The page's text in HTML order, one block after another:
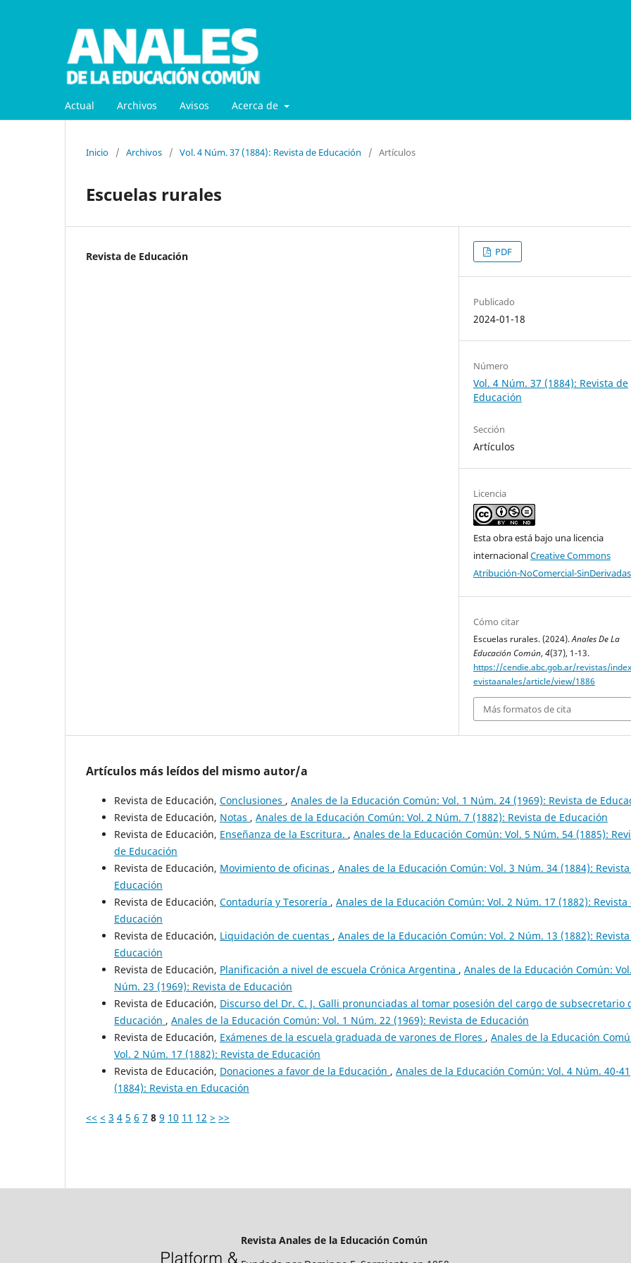
Actual Archivos Avisos Acerca de
Inicio / Archivos / Vol. 4 Núm. 37 (1884): Revista de Educación / Artículos
Escuelas rurales
Revista de Educación PDF
Publicado
2024-01-18
Número
Vol. 4 Núm. 37 (1884): Revista de
Educación
Sección
Artículos
Licencia
Esta obra está bajo una licencia
internacionalCreative Commons
Atribución-NoComercial-
Cómo citar
Escuelas rurales. (2024).Anales De La
Educación Común, 4(37), 1-13.
https://cendie.abc.gob.ar/revistas/
evistaanales/article/view/1886
Más formatos de cita
Artículos más leídos del mismo autor/a
Revista de Educación, Conclusiones , Anales de la Educación Común: Vol. 1 Núm. 24 (1969): Revista de
Revista de Educación, Notas , Anales de la Educación Común: Vol. 2 Núm. 7 (1882): Revista de Educación
Revista de Educación, Enseñanza de la Escritura. , Anales de la Educación Común: Vol. 5 Núm. 54 (1885):
de Educación
Revista de Educación, Movimiento de oficinas , Anales de la Educación Común: Vol. 3 Núm. 34 (1884):
Educación
Revista de Educación, Contaduría y Tesorería , Anales de la Educación Común: Vol. 2 Núm. 17 (1882): Revista
Educación
Revista de Educación, Liquidación de cuentas , Anales de la Educación Común: Vol. 2 Núm. 13 (1882):
Educación
Revista de Educación, Planificación a nivel de escuela Crónica Argentina , Anales de la Educación Común:
Núm. 23 (1969): Revista de Educación
Revista de Educación, Discurso del Dr. C. J. Galli pronunciadas al tomar posesión del cargo de subsecretario
Educación , Anales de la Educación Común: Vol. 1 Núm. 22 (1969): Revista de Educación
Revista de Educación, Exámenes de la escuela graduada de varones de Flores , Anales de la Educación
Vol. 2 Núm. 17 (1882): Revista de Educación
Revista de Educación, Donaciones a favor de la Educación , Anales de la Educación Común: Vol. 4 Núm. 40-41
(1884): Revista en Educación
<< < 3 4 5 6 7 8 9 10 11 12 > >>
Revista Anales de la Educación Común